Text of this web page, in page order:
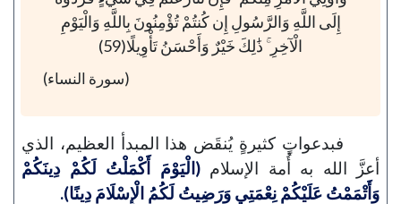
إِلَى اللَّهِ وَالرَّسُولِ إِن كُنتُمْ تُؤْمِنُونَ بِاللَّهِ وَالْيَوْمِ
الْآخِرِ ۚ ذَٰلِكَ خَيْرٌ وَأَحْسَنُ تَأْوِيلًا(59)
(سورة النساء)
فبدعواتٍ كثيرةٍ يُنقَض هذا المبدأ العظيم، الذي
أعزَّ الله به أُمة الإسلام(الْيَوْمَ أَكْمَلْتُ لَكُمْ دِينَكُمْ
وَأَتْمَمْتُ عَلَيْكُمْ نِعْمَتِي وَرَضِيتُ لَكُمُ الْإِسْلَامَ دِينًا).